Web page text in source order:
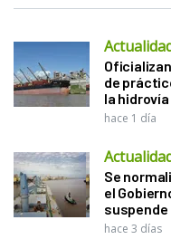
de
la hidrovía
hace 1 día
Se
el
hace 3 días